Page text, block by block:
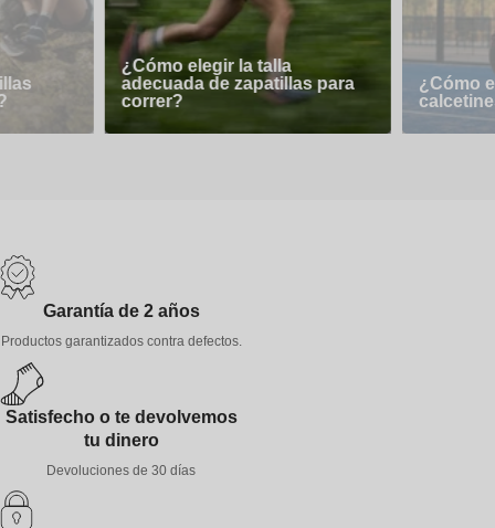
¿Cómo elegir la talla
adecuada de zapatillas para
correr?
¿Cómo
Garantía de 2 años
Productos garantizados contra defectos.
Satisfecho o te devolvemos
tu dinero
Devoluciones de 30 días